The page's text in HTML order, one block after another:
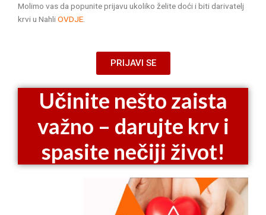
Molimo vas da popunite prijavu ukoliko želite doći i biti darivatelj
krvi u NahliOVDJE
PRIJAVI SE
Učinite nešto zaista
važno – darujte krv i
spasite nečiji život!